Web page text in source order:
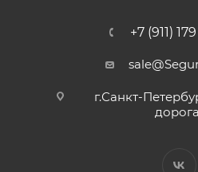
+7 (911)
г.Санкт-